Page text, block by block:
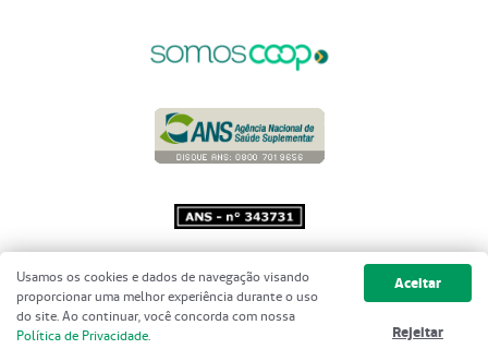
Copyright 2001 - 2026 Unimed do
Brasil - Todos os direitos reservados
Usamos os cookies e dados de navegação visando
proporcionar uma melhor experiência durante o uso
do site. Ao continuar, você concorda com nossa
Política de Privacidade.
Aceitar
Rejeitar